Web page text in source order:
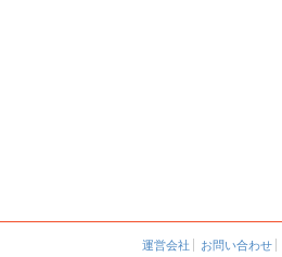
運営会社 お問い合わせ